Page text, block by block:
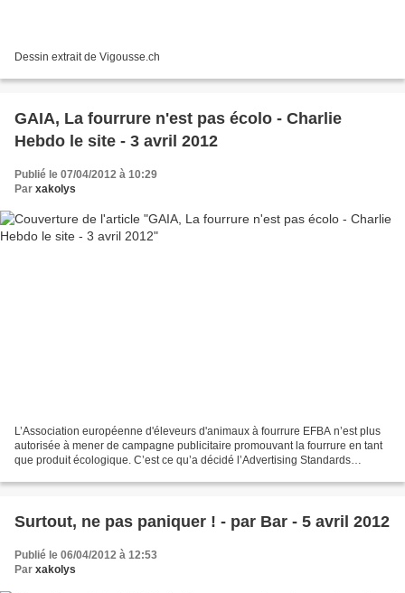
Dessin extrait de Vigousse.ch
GAIA, La fourrure n'est pas écolo - Charlie
Hebdo le site - 3 avril 2012
Publié le 07/04/2012 à 10:29
Par xakolys
L’Association européenne d'éleveurs d'animaux à fourrure EFBA n’est plus
autorisée à mener de campagne publicitaire promouvant la fourrure en tant
que produit écologique. C’est ce qu’a décidé l’Advertising Standards
Surtout, ne pas paniquer ! - par Bar - 5 avril 2012
Publié le 06/04/2012 à 12:53
Par xakolys